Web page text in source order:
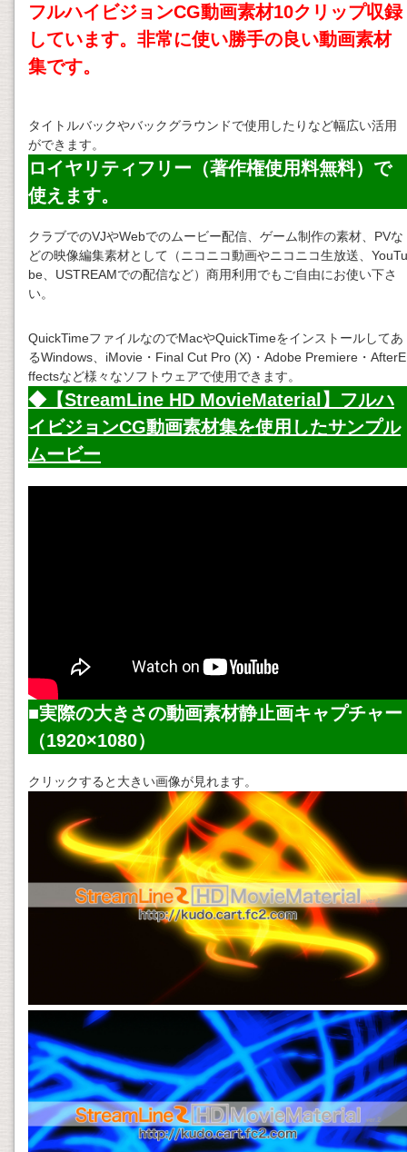
フルハイビジョンCG動画素材10クリップ収録
しています。非常に使い勝手の良い動画素材
集です。
タイトルバックやバックグラウンドで使用したりなど幅広い活用
ができます。
ロイヤリティフリー（著作権使用料無料）で
使えます。
クラブでのVJやWebでのムービー配信、ゲーム制作の素材、PVな
どの映像編集素材として（ニコニコ動画やニコニコ生放送、YouTu
be、USTREAMでの配信など）商用利用でもご自由にお使い下さ
い。
QuickTimeファイルなのでMacやQuickTimeをインストールしてあ
るWindows、iMovie・Final Cut Pro (X)・Adobe Premiere・AfterE
ffectsなど様々なソフトウェアで使用できます。
◆【StreamLine HD MovieMaterial】フルハ
イビジョンCG動画素材集を使用したサンプル
ムービー
■実際の大きさの動画素材静止画キャプチャー
（1920×1080）
クリックすると大きい画像が見れます。